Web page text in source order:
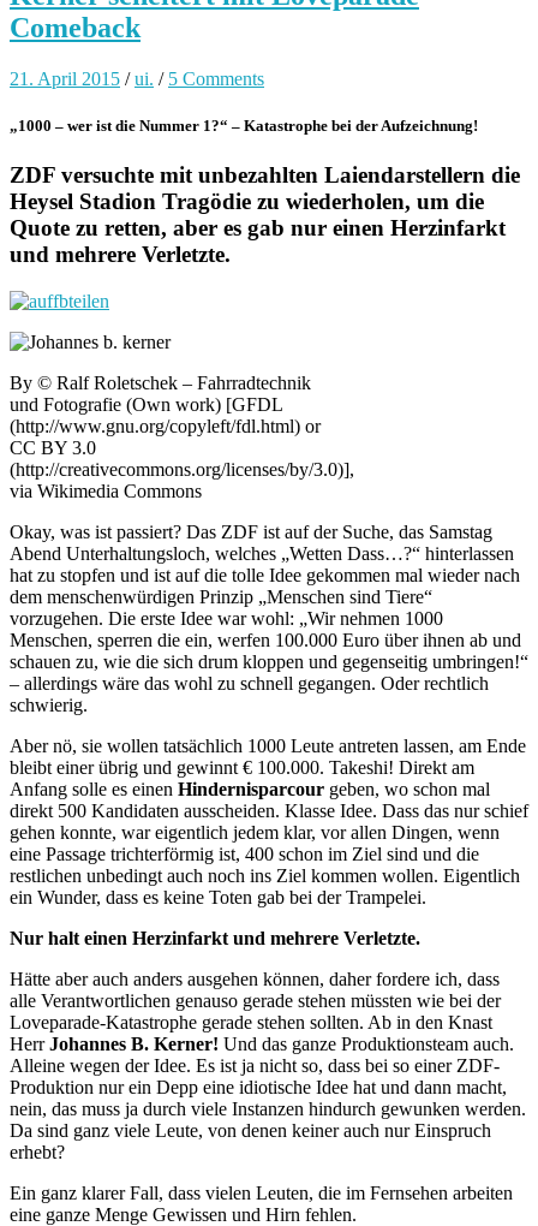
Comeback
21. April 2015 /ui. / 5 Comments
„1000 – wer ist die Nummer 1?“ – Katastrophe bei der Aufzeichnung!
ZDF versuchte mit unbezahlten Laiendarstellern die
Heysel Stadion Tragödie zu wiederholen, um die
Quote zu retten, aber es gab nur einen Herzinfarkt
und mehrere Verletzte.
By © Ralf Roletschek – Fahrradtechnik
und Fotografie (Own work) [GFDL
(http://www.gnu.org/copyleft/fdl.html) or
CC BY 3.0
(http://creativecommons.org/licenses/by/3.0)],
via Wikimedia Commons
Okay, was ist passiert? Das ZDF ist auf der Suche, das Samstag
Abend Unterhaltungsloch, welches „Wetten Dass…?“ hinterlassen
hat zu stopfen und ist auf die tolle Idee gekommen mal wieder nach
dem menschenwürdigen Prinzip „Menschen sind Tiere“
vorzugehen. Die erste Idee war wohl: „Wir nehmen 1000
Menschen, sperren die ein, werfen 100.000 Euro über ihnen ab und
schauen zu, wie die sich drum kloppen und gegenseitig umbringen!“
– allerdings wäre das wohl zu schnell gegangen. Oder rechtlich
schwierig.
Aber nö, sie wollen tatsächlich 1000 Leute antreten lassen, am Ende
bleibt einer übrig und gewinnt € 100.000. Takeshi! Direkt am
Anfang solle es einen Hindernisparcour geben, wo schon mal
direkt 500 Kandidaten ausscheiden. Klasse Idee. Dass das nur schief
gehen konnte, war eigentlich jedem klar, vor allen Dingen, wenn
eine Passage trichterförmig ist, 400 schon im Ziel sind und die
restlichen unbedingt auch noch ins Ziel kommen wollen. Eigentlich
ein Wunder, dass es keine Toten gab bei der Trampelei.
Nur halt einen Herzinfarkt und mehrere Verletzte.
Hätte aber auch anders ausgehen können, daher fordere ich, dass
alle Verantwortlichen genauso gerade stehen müssten wie bei der
Loveparade-Katastrophe gerade stehen sollten. Ab in den Knast
HerrJohannes B. Kerner! Und das ganze Produktionsteam auch.
Alleine wegen der Idee. Es ist ja nicht so, dass bei so einer ZDF-
Produktion nur ein Depp eine idiotische Idee hat und dann macht,
nein, das muss ja durch viele Instanzen hindurch gewunken werden.
Da sind ganz viele Leute, von denen keiner auch nur Einspruch
erhebt?
Ein ganz klarer Fall, dass vielen Leuten, die im Fernsehen arbeiten
eine ganze Menge Gewissen und Hirn fehlen.